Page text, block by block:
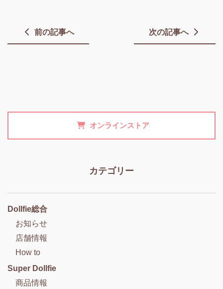
前の記事へ 次の記事へ
オンラインストア
カテゴリー
Dollfie総合
お知らせ
店舗情報
How to
Super Dollfie
商品情報